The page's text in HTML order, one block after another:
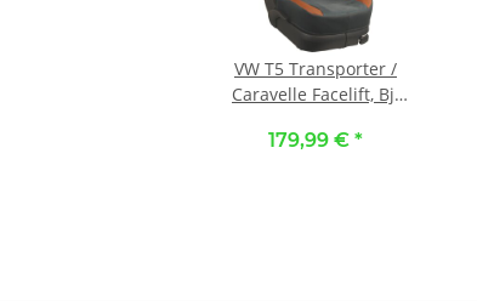
VW T5 Transporter /
Caravelle Facelift, Bj.
Maßangefertigte
179,99 € *